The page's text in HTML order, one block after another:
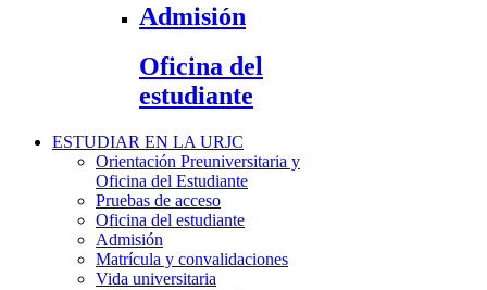
Admisión
Oficina del
estudiante
ESTUDIAR EN LA URJC
Orientación Preuniversitaria y
Oficina del Estudiante
Pruebas de acceso
Oficina del estudiante
Admisión
Matrícula y convalidaciones
Vida universitaria